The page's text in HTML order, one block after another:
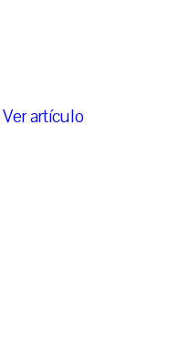
Ver artículo